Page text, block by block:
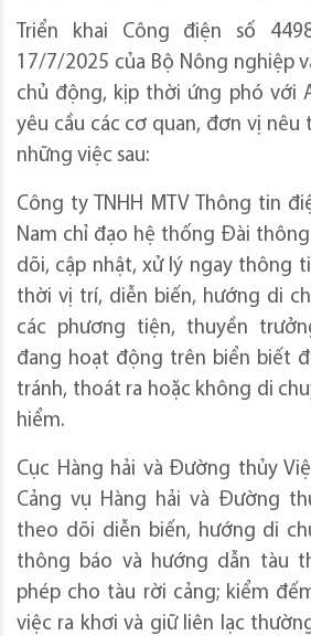
Triển khai Công điện số
17/7/2025 của Bộ Nông nghiệp
chủ động, kịp thời ứng phó với
yêu cầu các cơ quan, đơn vị nêu
những việc sau:
Công ty TNHH MTV Thông tin
Nam chỉ đạo hệ thống Đài
dõi, cập nhật, xử lý ngay thông
thời vị trí, diễn biến, hướng di
các phương tiện, thuyền
đang hoạt động trên biển biết
tránh, thoát ra hoặc không di
hiểm.
Cục Hàng hải và Đường thủy
Cảng vụ Hàng hải và Đường
theo dõi diễn biến, hướng di
thông báo và hướng dẫn tàu
phép cho tàu rời cảng; kiểm
việc ra khơi và giữ liên lạc